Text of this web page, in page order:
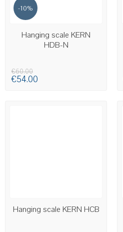
-10%
AVAILABLE
Hanging scale KERN
HDB-N
€60.00
€54.00
AVAILABLE
Hanging scale KERN HCB